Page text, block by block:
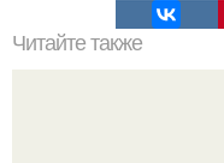
Читайте также